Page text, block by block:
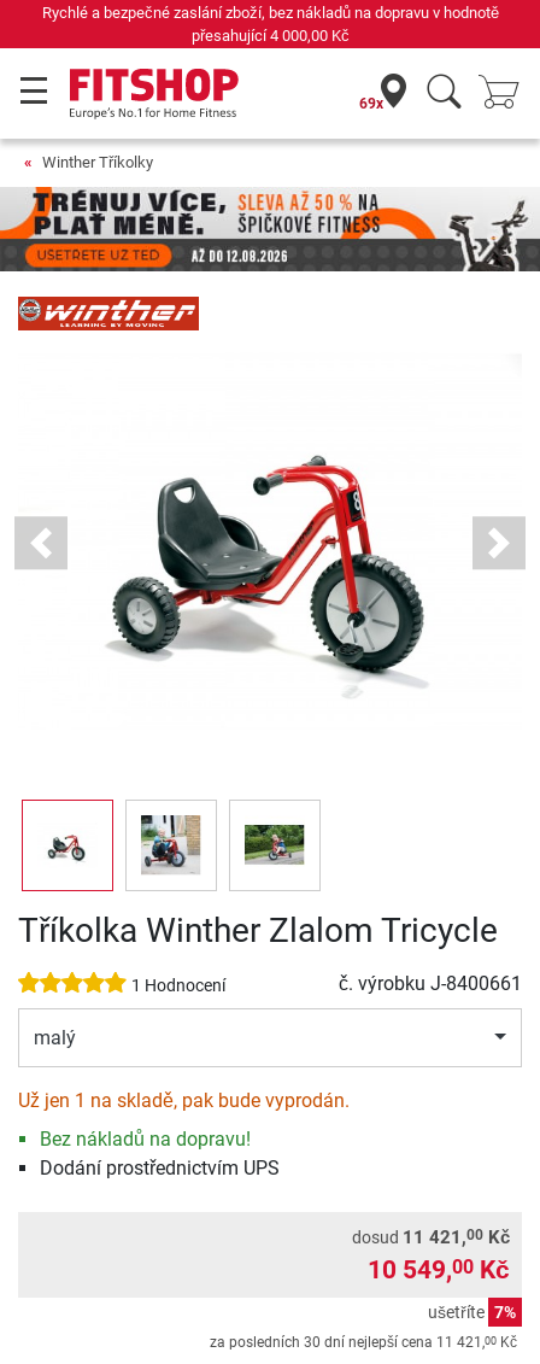
Rychlé a bezpečné zaslání zboží, bez nákladů na dopravu v hodnotě
přesahující4 000,00 Kč
69x
Winther Tříkolky
Previous Next
Tříkolka Winther Zlalom Tricycle
1 Hodnocení č. výrobku J-8400661
malý
Už jen 1 na skladě, pak bude vyprodán.
Bez nákladů na dopravu!
Dodání prostřednictvím UPS
dosud 11 421,00 Kč
10 549,00 Kč
ušetříte 7%
za posledních 30 dní nejlepší cena 11 421,00 Kč